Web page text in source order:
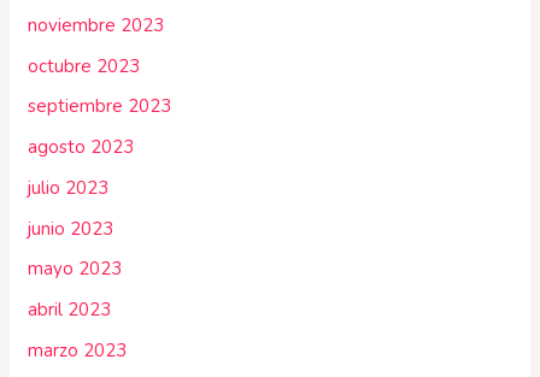
noviembre 2023
octubre 2023
septiembre 2023
agosto 2023
julio 2023
junio 2023
mayo 2023
abril 2023
marzo 2023